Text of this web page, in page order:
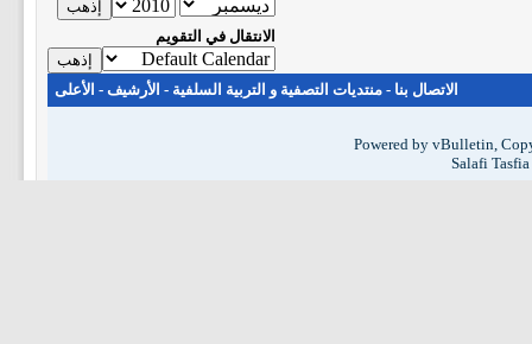
الانتقال في التقويم
الاتصال بنا - منتديات التصفية و التربية السلفية - الأرشيف - الأعلى
Powered by vBulletin,
Salafi